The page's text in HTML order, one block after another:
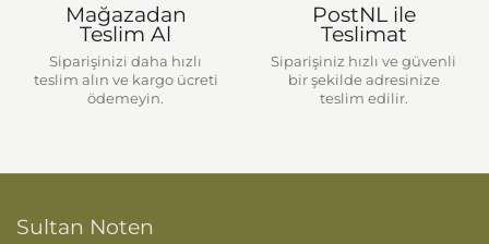
Mağazadan
Teslim Al
Siparişinizi daha hızlı
teslim alın ve kargo ücreti
ödemeyin.
PostNL ile
Teslimat
Siparişiniz hızlı ve güvenli
bir şekilde adresinize
teslim edilir.
Sultan Noten